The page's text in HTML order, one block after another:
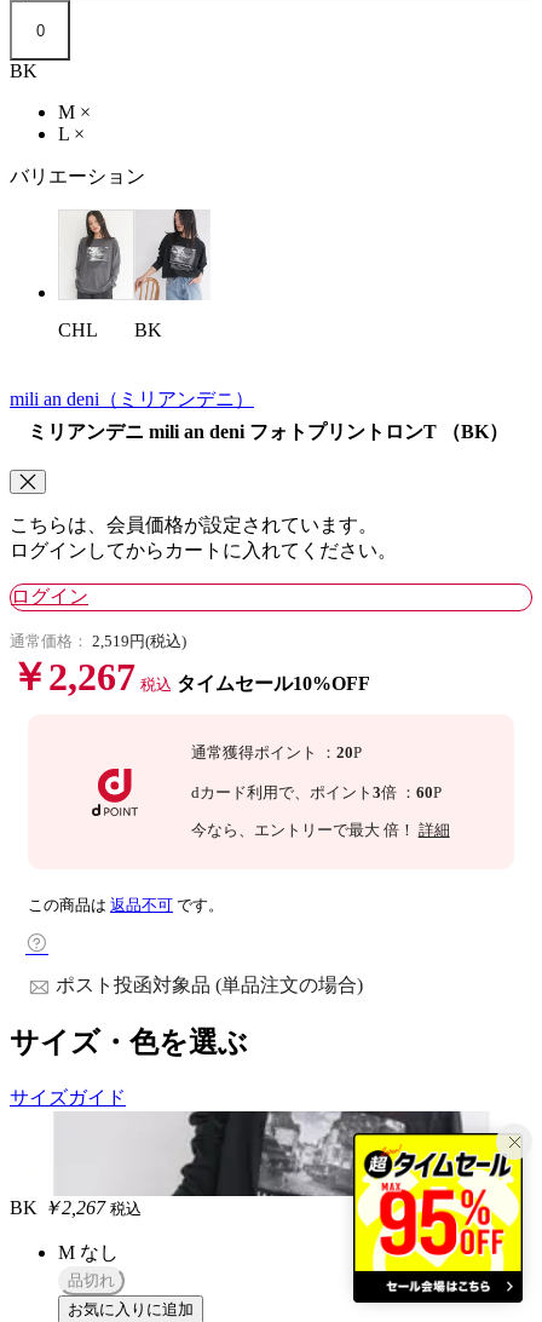
0
BK
M ×
L ×
バリエーション
CHL BK
mili an deni （ミリアンデニ）
ミリアンデニ mili an deni フォトプリントロンT （BK）
こちらは、会員価格が設定されています。
ログインしてからカートに入れてください。
ログイン
通常価格： 2,519円(税込)
￥2,267 税込 タイムセール10%OFF
通常獲得ポイント ： 20P
dカード利用で、 ポイント 3倍 ： 60P
今なら 、エントリーで最大 倍！ 詳細
この商品は 返品不可 です。
ポスト投函対象品 (単品注文の場合)
サイズ・色を選ぶ
サイズガイド
BK ￥2,267 税込
M なし
品切れ
お気に入りに追加